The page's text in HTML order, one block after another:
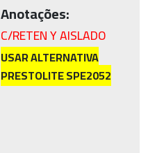
Anotações:
C/RETEN Y AISLADO
USAR ALTERNATIVA
PRESTOLITE SPE2052